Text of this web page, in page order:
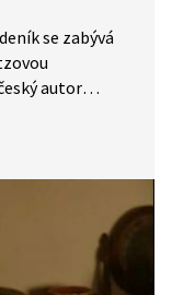
se zabývá
autor
z knihy.